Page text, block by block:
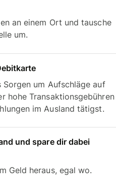
an einem Ort und tausche
um.
Sorgen um Aufschläge auf
hohe Transaktionsgebühren
im Ausland tätigst.
und spare dir dabei
Geld heraus, egal wo.